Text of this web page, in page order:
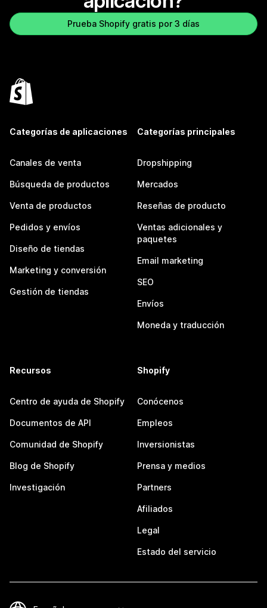
Prueba Shopify gratis por 3 días
Categorías de aplicaciones
Canales de venta
Búsqueda de productos
Venta de productos
Pedidos y envíos
Diseño de tiendas
Marketing y conversión
Gestión de tiendas
Categorías principales
Dropshipping
Mercados
Reseñas de producto
Ventas adicionales y
paquetes
Email marketing
SEO
Envíos
Moneda y traducción
Recursos
Centro de ayuda de Shopify
Documentos de API
Comunidad de Shopify
Blog de Shopify
Investigación
Shopify
Conócenos
Empleos
Inversionistas
Prensa y medios
Partners
Afiliados
Legal
Estado del servicio